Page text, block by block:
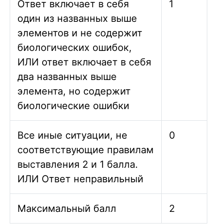
Ответ включает в себя
один из названных выше
элементов и не содержит
биологических ошибок,
ИЛИ ответ включает в себя
два названных выше
элемента, но содержит
биологические ошибки
1
Все иные ситуации, не
соответствующие правилам
выставления 2 и 1 балла.
ИЛИ Ответ неправильный
0
Максимальный балл 2